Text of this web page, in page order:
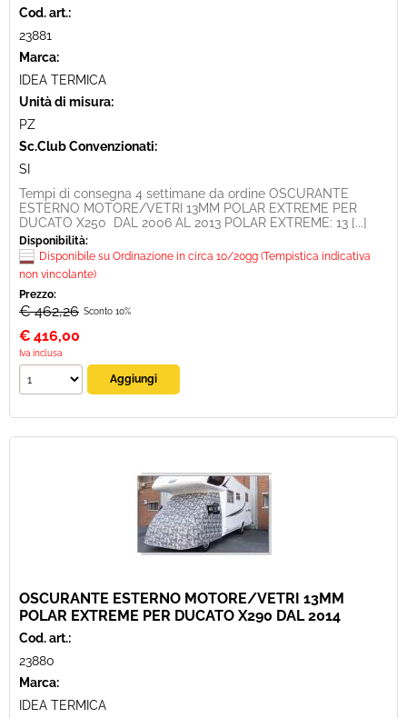
Cod. art.:
23881
Marca:
IDEA TERMICA
Unità di misura:
PZ
Sc.Club Convenzionati:
SI
Tempi di consegna 4 settimane da ordine OSCURANTE
ESTERNO MOTORE/VETRI 13MM POLAR EXTREME PER
DUCATO X250 DAL 2006 AL 2013 POLAR EXTREME: 13 [...]
Disponibilità:
Disponibile su Ordinazione in circa 10/20gg (Tempistica indicativa
non vincolante)
Prezzo:
€ 462,26 Sconto 10%
€ 416,00
Iva inclusa
OSCURANTE ESTERNO MOTORE/VETRI 13MM
POLAR EXTREME PER DUCATO X290 DAL 2014
Cod. art.:
23880
Marca:
IDEA TERMICA